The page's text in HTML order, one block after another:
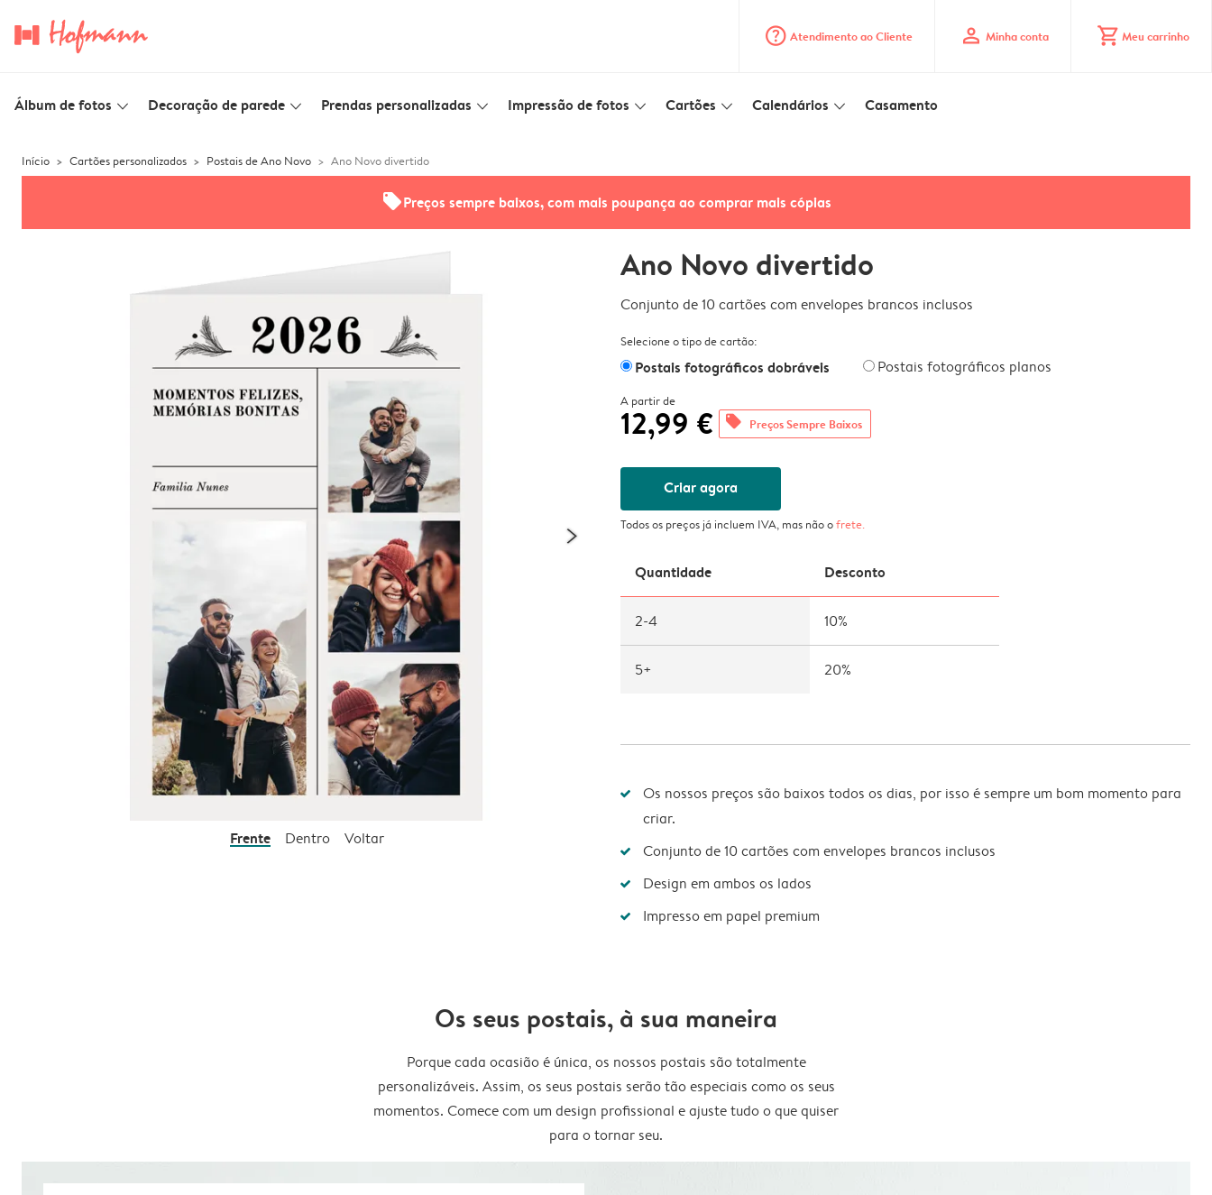
question_mark_circle Atendimento ao Cliente profile Minha conta shopping_cart Meu carrinho
Álbum de fotos slim_arrow_down Decoração de parede slim_arrow_down Prendas personalizadas slim_arrow_down Impressão de fotos slim_arrow_down Cartões slim_arrow_down Calendários slim_arrow_down Casamento
Início Cartões personalizados Postais de Ano Novo Ano Novo divertido
offersPreços sempre baixos, com mais poupança ao comprar mais cópias
Frente Dentro Voltar
Ano Novo divertido
Conjunto de 10 cartões com envelopes brancos inclusos
Selecione o tipo de cartão:
Postais fotográficos dobráveis Postais fotográficos planos
A partir de
12,99 € offers Preços Sempre Baixos
Criar agora
Todos os preços já incluem IVA, mas não ofrete.
Quantidade Desconto
2-4 10%
5+ 20%
Os nossos preços são baixos todos os dias, por isso é sempre um bom momento para
criar.
Conjunto de 10 cartões com envelopes brancos inclusos
Design em ambos os lados
Impresso em papel premium
Os seus postais, à sua maneira
Porque cada ocasião é única, os nossos postais são totalmente
personalizáveis. Assim, os seus postais serão tão especiais como os seus
momentos. Comece com um design profissional e ajuste tudo o que quiser
para o tornar seu.